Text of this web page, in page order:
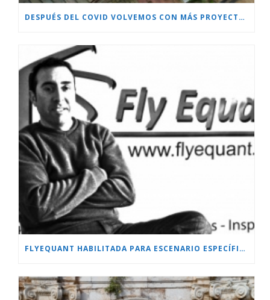
DESPUÉS DEL COVID VOLVEMOS CON MÁS PROYECTOS!!!
FLYEQUANT HABILITADA PARA ESCENARIO ESPECÍFICO.